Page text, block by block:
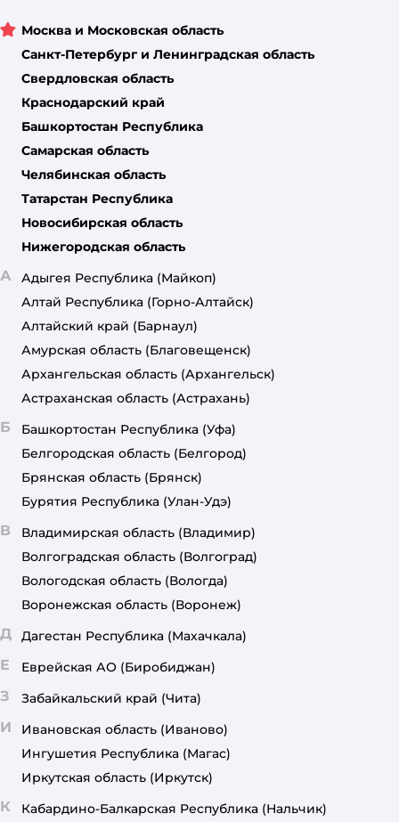
Москва и Московская область
Санкт-Петербург и Ленинградская область
Свердловская область
Краснодарский край
Башкортостан Республика
Самарская область
Челябинская область
Татарстан Республика
Новосибирская область
Нижегородская область
А Адыгея Республика (Майкоп)
Алтай Республика (Горно-Алтайск)
Алтайский край (Барнаул)
Амурская область (Благовещенск)
Архангельская область (Архангельск)
Астраханская область (Астрахань)
Б Башкортостан Республика (Уфа)
Белгородская область (Белгород)
Брянская область (Брянск)
Бурятия Республика (Улан-Удэ)
В Владимирская область (Владимир)
Волгоградская область (Волгоград)
Вологодская область (Вологда)
Воронежская область (Воронеж)
Д Дагестан Республика (Махачкала)
Е Еврейская АО (Биробиджан)
З Забайкальский край (Чита)
И Ивановская область (Иваново)
Ингушетия Республика (Магас)
Иркутская область (Иркутск)
К Кабардино-Балкарская Республика (Нальчик)